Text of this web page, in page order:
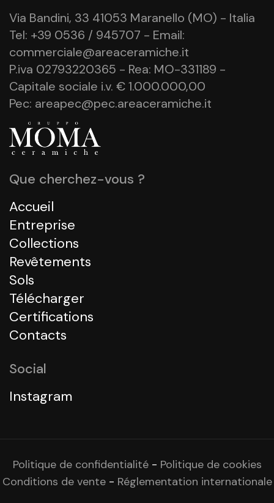
Via Bandini, 33 41053 Maranello (MO) - Italia
Tel: +39 0536 / 945707 - Email:
commerciale@areaceramiche.it
P.iva 02793220365 - Rea: MO-331189 -
Capitale sociale i.v. € 1.000.000,00
Pec: areapec@pec.areaceramiche.it
Que cherchez-vous ?
Accueil
Entreprise
Collections
Revêtements
Sols
Télécharger
Certifications
Contacts
Social
Instagram
Politique de confidentialité- Politique de cookies
Conditions de vente- Réglementation internationale